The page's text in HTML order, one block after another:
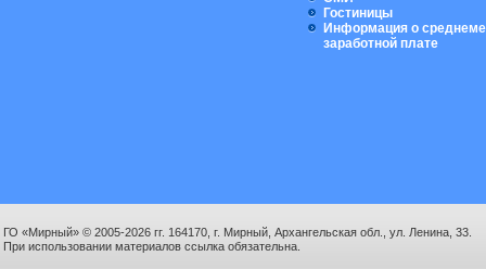
Гостиницы
Информация о
заработной плате
ГО «Мирный» © 2005-2026 гг. 164170, г. Мирный, Архангельская обл., ул. Ленина, 33.
При использовании материалов ссылка обязательна.